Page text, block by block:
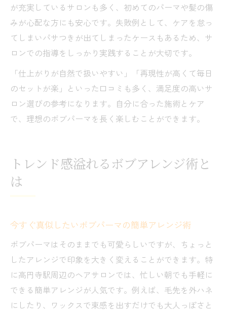
が充実しているサロンも多く、初めてのパーマや髪の傷
みが心配な方にも安心です。失敗例として、ケアを怠っ
てしまいパサつきが出てしまったケースもあるため、サ
ロンでの指導をしっかり実践することが大切です。
「仕上がりが自然で扱いやすい」「再現性が高くて毎日
のセットが楽」といった口コミも多く、満足度の高いサ
ロン選びの参考になります。自分に合った施術とケア
で、理想のボブパーマを長く楽しむことができます。
トレンド感溢れるボブアレンジ術と
は
今すぐ真似したいボブパーマの簡単アレンジ術
ボブパーマはそのままでも可愛らしいですが、ちょっと
したアレンジで印象を大きく変えることができます。特
に高円寺駅周辺のヘアサロンでは、忙しい朝でも手軽に
できる簡単アレンジが人気です。例えば、毛先を外ハネ
にしたり、ワックスで束感を出すだけでも大人っぽさと